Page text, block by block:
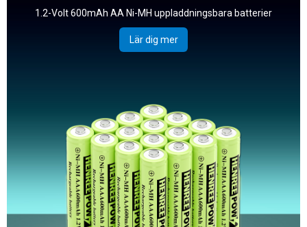
1.2-Volt 600mAh AA Ni-MH uppladdningsbara batterier
Lär dig mer